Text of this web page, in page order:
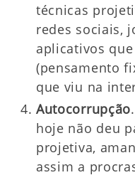
técnicas
redes sociais,
aplicativos
(pensamento
que viu na
Autocorrupção
hoje não deu
projetiva,
assim a